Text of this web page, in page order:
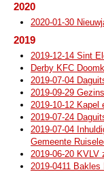
2020
2020-01-30
2019
2019-12-14 Sint
Derby KFC
2019-07-04
2019-09-29
2019-10-12 Kapel
2019-07-24
2019-07-04
Gemeente
2019-06-20 KVLV
2019-0411 Bakles